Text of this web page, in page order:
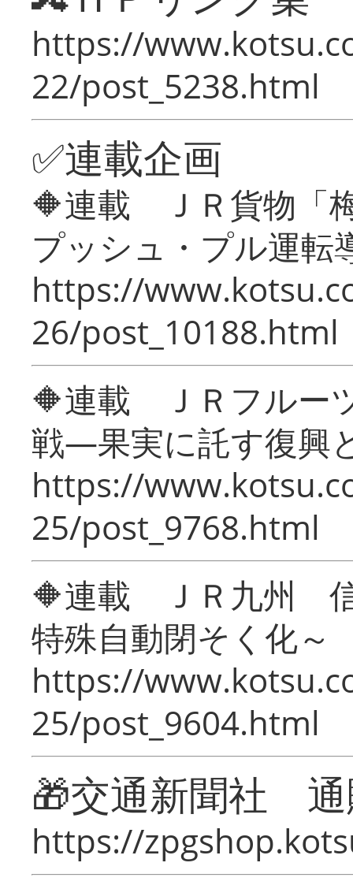
https://
22/post_5238.html
✅連載企画
🔶連載 ＪＲ貨物「
プッシュ・プル運転
https://
26/post_10188.html
🔶連載 ＪＲフルー
戦―果実に託す復興
https://
25/post_9768.html
🔶連載 ＪＲ九州 信
特殊自動閉そく化～
https://
25/post_9604.html
🎁交通新聞社
https://